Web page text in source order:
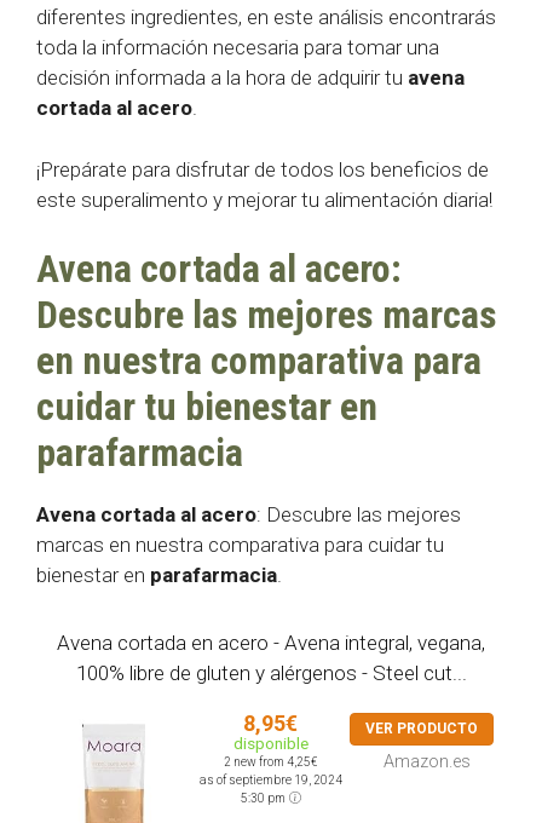
diferentes ingredientes, en este análisis encontrarás
toda la información necesaria para tomar una
decisión informada a la hora de adquirir tu avena
cortada al acero.
¡Prepárate para disfrutar de todos los beneficios de
este superalimento y mejorar tu alimentación diaria!
Avena cortada al acero:
Descubre las mejores marcas
en nuestra comparativa para
cuidar tu bienestar en
parafarmacia
Avena cortada al acero: Descubre las mejores
marcas en nuestra comparativa para cuidar tu
bienestar en parafarmacia.
Avena cortada en acero - Avena integral, vegana,
100% libre de gluten y alérgenos - Steel cut...
8,95€
disponible
2 new from 4,25€
as of septiembre 19, 2024
5:30 pm
VER PRODUCTO
Amazon.es